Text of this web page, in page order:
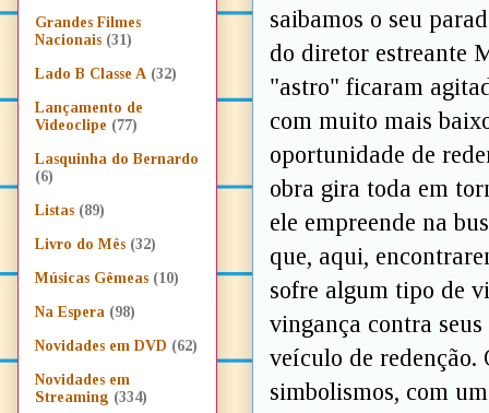
saibamos o seu
do diretor estreante
"astro" ficaram
com muito mais
oportunidade de
obra gira toda em
ele empreende na
que, aqui,
sofre algum tipo de
vingança contra
veículo de
simbolismos, com
Grandes Filmes
Nacionais (31)
Lado B Classe A (32)
Lançamento de
Videoclipe (77)
Lasquinha do Bernardo
(6)
Listas (89)
Livro do Mês (32)
Músicas Gêmeas (10)
Na Espera (98)
Novidades em DVD (62)
Novidades em
Streaming (334)